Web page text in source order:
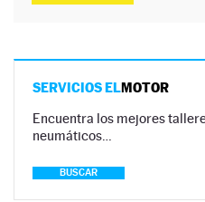
SERVICIOS ELMOTOR
Encuentra los mejores
neumáticos…
BUSCAR